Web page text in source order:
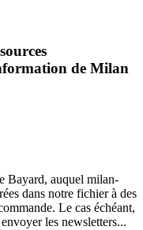
de Milan
Bayard, auquel milan-
dans notre fichier à des
Le cas échéant,
les newsletters...